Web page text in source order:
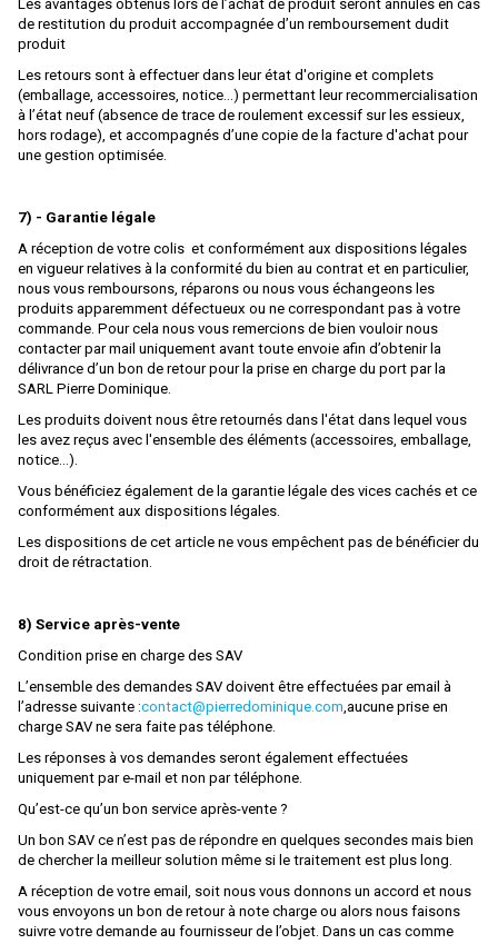
HOBBYTRAIN
HOCHSTRASSER
HOLLAND RAIL
HORNBY
HUET
I.M.U
IBERTREN
IGRA
IHC
IMC MODELS
INTERFER
INTERMOUNTAIN
JAERGERNDORFER
JECO AB
JOUEF
JOUEF CHAMPAGNOLE
KADEE
KATO
KEY IMPORT
Les avantages obtenus lors de l’achat de produit seront annulés en cas
de restitution du produit accompagnée d’un remboursement dudit
produit
Les retours sont à effectuer dans leur état d'origine et complets
(emballage, accessoires, notice...) permettant leur recommercialisation
à l’état neuf (absence de trace de roulement excessif sur les essieux,
hors rodage), et accompagnés d’une copie de la facture d'achat pour
une gestion optimisée.
7) - Garantie légale
A réception de votre colis et conformément aux dispositions légales
en vigueur relatives à la conformité du bien au contrat et en particulier,
nous vous remboursons, réparons ou nous vous échangeons les
produits apparemment défectueux ou ne correspondant pas à votre
commande. Pour cela nous vous remercions de bien vouloir nous
contacter par mail uniquement avant toute envoie afin d’obtenir la
délivrance d’un bon de retour pour la prise en charge du port par la
SARL Pierre Dominique.
Les produits doivent nous être retournés dans l'état dans lequel vous
les avez reçus avec l'ensemble des éléments (accessoires, emballage,
notice...).
Vous bénéficiez également de la garantie légale des vices cachés et ce
conformément aux dispositions légales.
Les dispositions de cet article ne vous empêchent pas de bénéficier du
droit de rétractation.
8) Service après-vente
Condition prise en charge des SAV
L’ensemble des demandes SAV doivent être effectuées par email à
l’adresse suivante :contact@pierredominique.com,aucune prise en
charge SAV ne sera faite pas téléphone.
Les réponses à vos demandes seront également effectuées
uniquement par e-mail et non par téléphone.
Qu’est-ce qu’un bon service après-vente ?
Un bon SAV ce n’est pas de répondre en quelques secondes mais bien
de chercher la meilleur solution même si le traitement est plus long.
A réception de votre email, soit nous vous donnons un accord et nous
vous envoyons un bon de retour à note charge ou alors nous faisons
suivre votre demande au fournisseur de l’objet. Dans un cas comme